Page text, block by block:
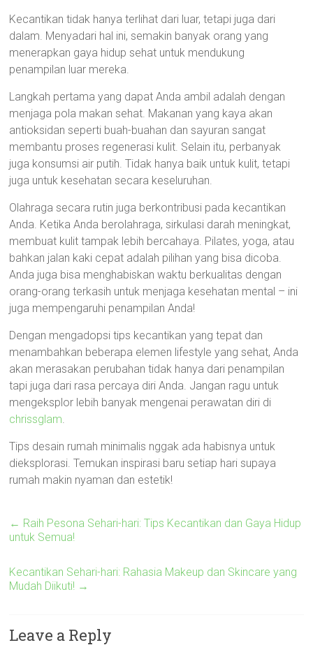
Kecantikan tidak hanya terlihat dari luar, tetapi juga dari
dalam. Menyadari hal ini, semakin banyak orang yang
menerapkan gaya hidup sehat untuk mendukung
penampilan luar mereka.
Langkah pertama yang dapat Anda ambil adalah dengan
menjaga pola makan sehat. Makanan yang kaya akan
antioksidan seperti buah-buahan dan sayuran sangat
membantu proses regenerasi kulit. Selain itu, perbanyak
juga konsumsi air putih. Tidak hanya baik untuk kulit, tetapi
juga untuk kesehatan secara keseluruhan.
Olahraga secara rutin juga berkontribusi pada kecantikan
Anda. Ketika Anda berolahraga, sirkulasi darah meningkat,
membuat kulit tampak lebih bercahaya. Pilates, yoga, atau
bahkan jalan kaki cepat adalah pilihan yang bisa dicoba.
Anda juga bisa menghabiskan waktu berkualitas dengan
orang-orang terkasih untuk menjaga kesehatan mental – ini
juga mempengaruhi penampilan Anda!
Dengan mengadopsi tips kecantikan yang tepat dan
menambahkan beberapa elemen lifestyle yang sehat, Anda
akan merasakan perubahan tidak hanya dari penampilan
tapi juga dari rasa percaya diri Anda. Jangan ragu untuk
mengeksplor lebih banyak mengenai perawatan diri di
chrissglam.
Tips desain rumah minimalis nggak ada habisnya untuk
dieksplorasi. Temukan inspirasi baru setiap hari supaya
rumah makin nyaman dan estetik!
← Raih Pesona Sehari-hari: Tips Kecantikan dan Gaya Hidup
untuk Semua!
Kecantikan Sehari-hari: Rahasia Makeup dan Skincare yang
Mudah Diikuti! →
Leave a Reply